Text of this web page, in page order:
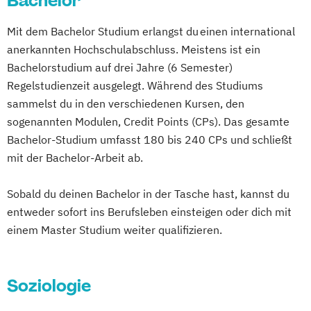
Betriebswirtschaftslehre – Industrial
Management
Betriebswirtschaftslehre – Office
Management
Business Administration (DE/EN)
Business Intelligence
Coaching und Supervision
Computer Science (DE/EN) Controlling
Customer Centricity
DevOps und Cloud Computing (DE/EN)
Rechtswissenschaften
Nawi-Tec für Schüler*innen
Neuere deutsche Literatur im
medienkulturellen Kontext
Philosophie - Philosophie im europäischen
Kontext
Politikwissenschaft – Regieren und
Politikwissenschaft
Verwaltungswissenschaft Soziologie
Praktische Informatik
Psychologie
Volkswirtschaft
Mit dem Bachelor Studium erlangst du einen international
anerkannten Hochschulabschluss. Meistens ist ein
Bachelorstudium auf drei Jahre (6 Semester)
Regelstudienzeit ausgelegt. Während des Studiums
sammelst du in den verschiedenen Kursen, den
sogenannten Modulen, Credit Points (CPs). Das gesamte
Bachelor-Studium umfasst 180 bis 240 CPs und schließt
mit der Bachelor-Arbeit ab.
Sobald du deinen Bachelor in der Tasche hast, kannst du
entweder sofort ins Berufsleben einsteigen oder dich mit
einem Master Studium weiter qualifizieren.
Soziologie